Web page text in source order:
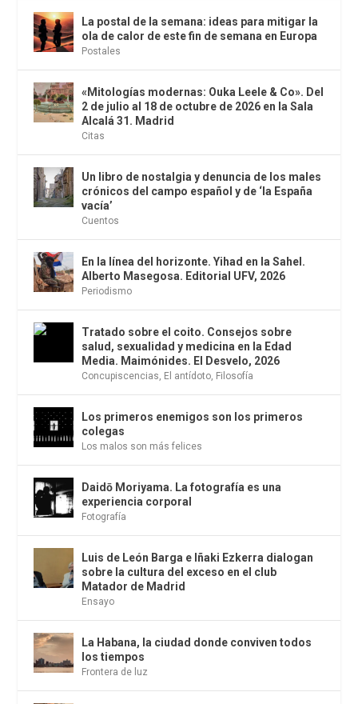
La postal de la semana: ideas para mitigar la
ola de calor de este fin de semana en Europa
Postales
«Mitologías modernas: Ouka Leele & Co». Del
2 de julio al 18 de octubre de 2026 en la Sala
Alcalá 31. Madrid
Citas
Un libro de nostalgia y denuncia de los males
crónicos del campo español y de ‘la España
vacía’
Cuentos
En la línea del horizonte. Yihad en la Sahel.
Alberto Masegosa. Editorial UFV, 2026
Periodismo
Tratado sobre el coito. Consejos sobre
salud, sexualidad y medicina en la Edad
Media. Maimónides. El Desvelo, 2026
Concupiscencias, El antídoto, Filosofía
Los primeros enemigos son los primeros
colegas
Los malos son más felices
Daidō Moriyama. La fotografía es una
experiencia corporal
Fotografía
Luis de León Barga e Iñaki Ezkerra dialogan
sobre la cultura del exceso en el club
Matador de Madrid
Ensayo
La Habana, la ciudad donde conviven todos
los tiempos
Frontera de luz